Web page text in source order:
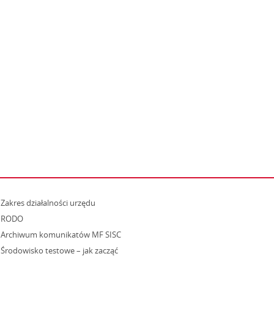
Zakres działalności urzędu
RODO
Archiwum komunikatów MF SISC
Środowisko testowe – jak zacząćstrona otwiera się w nowym oknie